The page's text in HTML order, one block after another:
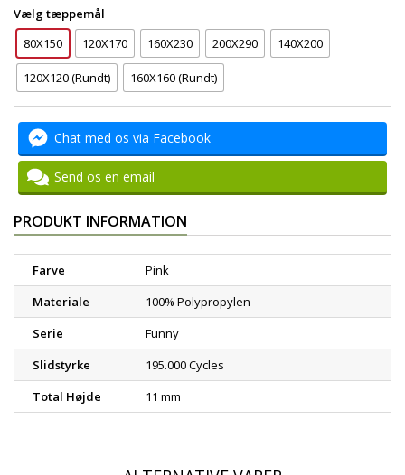
Vælg tæppemål
80X150
120X170 160X230 200X290 140X200
120X120 (Rundt) 160X160 (Rundt)
Chat med os via Facebook
Send os en email
PRODUKT INFORMATION
Farve
Pink
Materiale
100% Polypropylen
Serie
Funny
Slidstyrke
195.000 Cycles
Total Højde
11 mm